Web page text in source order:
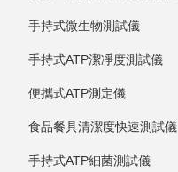
手持式微生物測試儀
手持式ATP潔凈度測試儀
便攜式ATP測定儀
食品餐具清潔度快速測試儀
手持式ATP細菌測試儀